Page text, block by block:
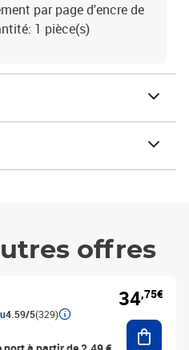
par page d'encre de
1 pièce(s)
offres
4.59/5(329)
34,75€